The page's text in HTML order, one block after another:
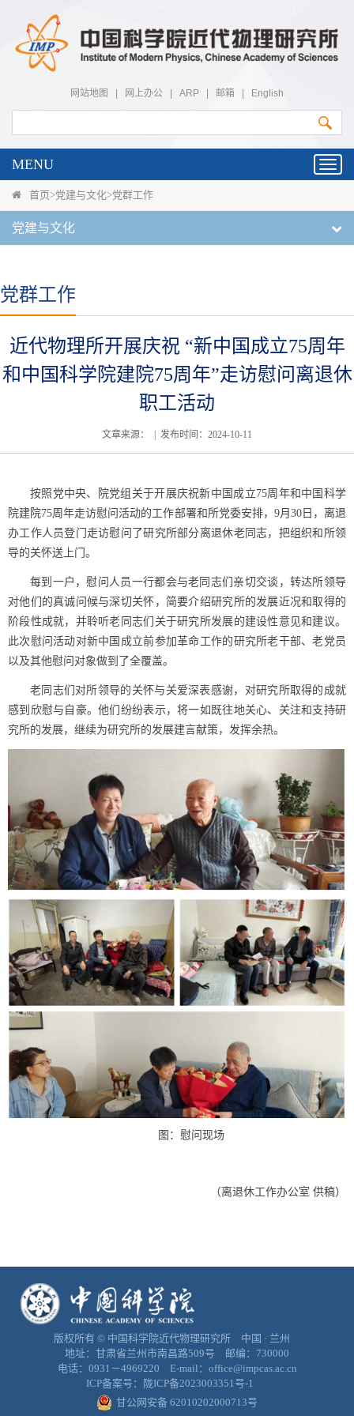
网站地图 网上办公 ARP 邮箱 English
MENU
首页>党建与文化>党群工作
党建与文化
党群工作
近代物理所开展庆祝 “新中国成立75周年
和中国科学院建院75周年”走访慰问离退休
职工活动
文章来源： | 发布时间：2024-10-11
按照党中央、院党组关于开展庆祝新中国成立75周年和中国科学
院建院75周年走访慰问活动的工作部署和所党委安排， 9月 30日，离退
办工作人员登门走访慰问了研究所部分离退休老同志，把组织和所领
导的关怀送上门。
每到一户，慰问人员一行都会与老同志们亲切交谈，转达所领导
对他们的真诚问候与深切关怀，简要介绍研究所的发展近况和取得的
阶段性成就，并聆听老同志们关于研究所发展的建设性意见和建议。
此次慰问活动对新中国成立前参加革命工作的研究所老干部、老党员
以及其他慰问对象做到了全覆盖。
老同志们对所领导的关怀与关爱深表感谢，对研究所取得的 成就
感到欣慰与自豪。他们纷纷表示，将一如既往地关心、关注和支持研
究所的发展， 继续为研究所的发展建言献策，发挥余热。
图：慰问现场
（离退休工作办公室 供稿）
版权所有 © 中国科学院近代物理研究所 中国 · 兰州
地址：甘肃省兰州市南昌路509号 邮编：730000
电话：0931－4969220 E-mail：office@impcas.ac.cn
ICP备案号：
陇ICP备2023003351号-1
甘公网安备 62010202000713号